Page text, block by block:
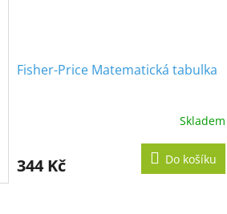
Fisher-Price Matematická tabulka
Skladem
344 Kč Do košíku